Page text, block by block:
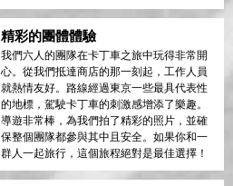
精彩的團體體驗
我們六人的團隊在卡丁車之旅中玩得非常開
心。從我們抵達商店的那一刻起，工作人員
就熱情友好。路線經過東京一些最具代表性
的地標，駕駛卡丁車的刺激感增添了樂趣。
導遊非常棒，為我們拍了精彩的照片，並確
保整個團隊都參與其中且安全。如果你和一
群人一起旅行，這個旅程絕對是最佳選擇！